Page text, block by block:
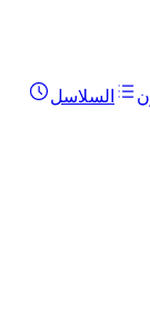
السلاسل